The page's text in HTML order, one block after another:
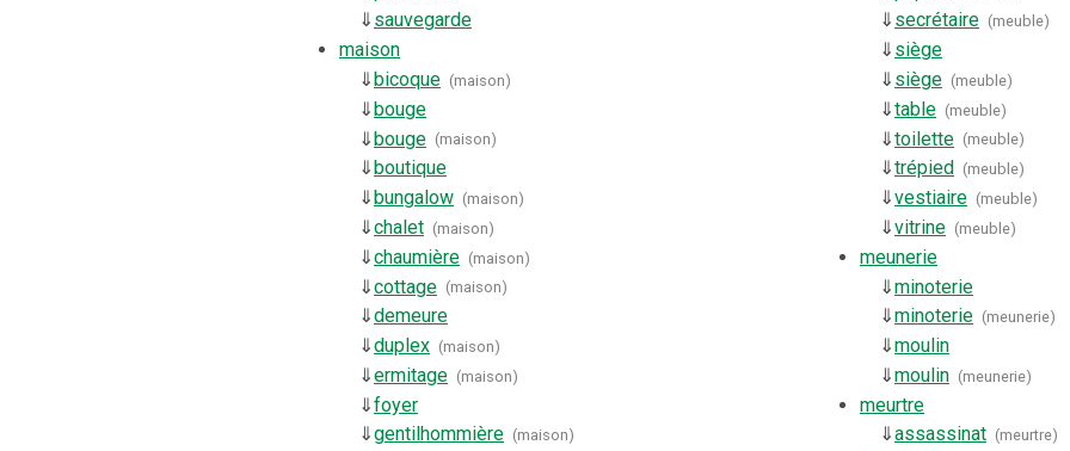
⇓ sauvegarde
maison
⇓bicoque (maison)
⇓bouge
⇓bouge (maison)
⇓ boutique
⇓ bungalow (maison)
⇓chalet (maison)
⇓chaumière (maison)
⇓cottage (maison)
⇓demeure
⇓duplex (maison)
⇓ermitage (maison)
⇓foyer
⇓gentilhommière (maison)
⇓ secrétaire (meuble)
⇓ siège
⇓ siège (meuble)
⇓table (meuble)
⇓toilette (meuble)
⇓trépied (meuble)
⇓vestiaire (meuble)
⇓vitrine (meuble)
meunerie
⇓minoterie
⇓minoterie (meunerie)
⇓moulin
⇓moulin (meunerie)
meurtre
⇓assassinat (meurtre)